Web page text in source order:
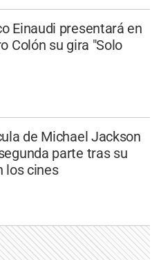
Einaudi presentará en
Colón su gira "Solo
de Michael Jackson
parte tras su
los cines